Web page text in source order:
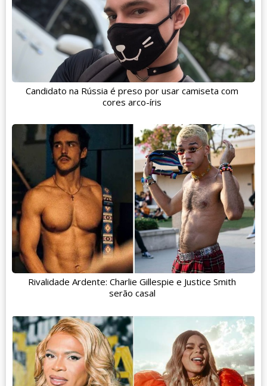
Candidato na Rússia é preso por usar camiseta com
cores arco-íris
Rivalidade Ardente: Charlie Gillespie e Justice Smith
serão casal